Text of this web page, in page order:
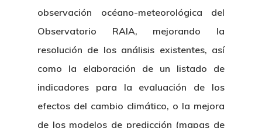
observación océano-meteorológica del
Observatorio RAIA, mejorando la
resolución de los análisis existentes, así
como la elaboración de un listado de
indicadores para la evaluación de los
efectos del cambio climático, o la mejora
de los modelos de predicción (mapas de